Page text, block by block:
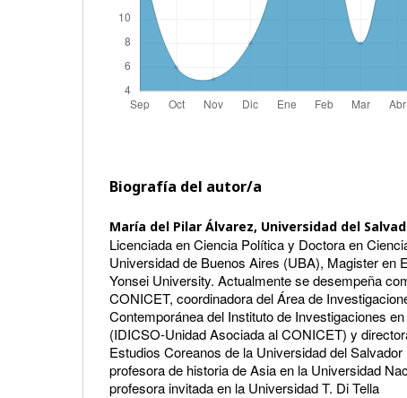
Biografía del autor/a
María del Pilar Álvarez, Universidad del
Licenciada en Ciencia Política y Doctora en
Universidad de Buenos Aires (UBA), Magister en
Yonsei University. Actualmente se desempeña
CONICET, coordinadora del Área de
Contemporánea del Instituto de Investigaciones
(IDICSO-Unidad Asociada al CONICET) y
Estudios Coreanos de la Universidad del
profesora de historia de Asia en la Universidad
profesora invitada en la Universidad T. Di Tella